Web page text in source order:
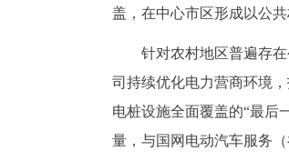
盖，在中心市区形成以公
针对农村地区普遍存
司持续优化电力营商环境
电桩设施全面覆盖的“最后
量，与国网电动汽车服务